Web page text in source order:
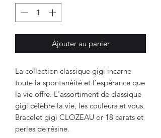
Ajouter au panier
La collection classique gigi incarne
toute la spontanéité et l’espérance que
la vie offre. L'assortiment de classique
gigi célèbre la vie, les couleurs et vous.
Bracelet gigi CLOZEAU or 18 carats et
perles de résine.